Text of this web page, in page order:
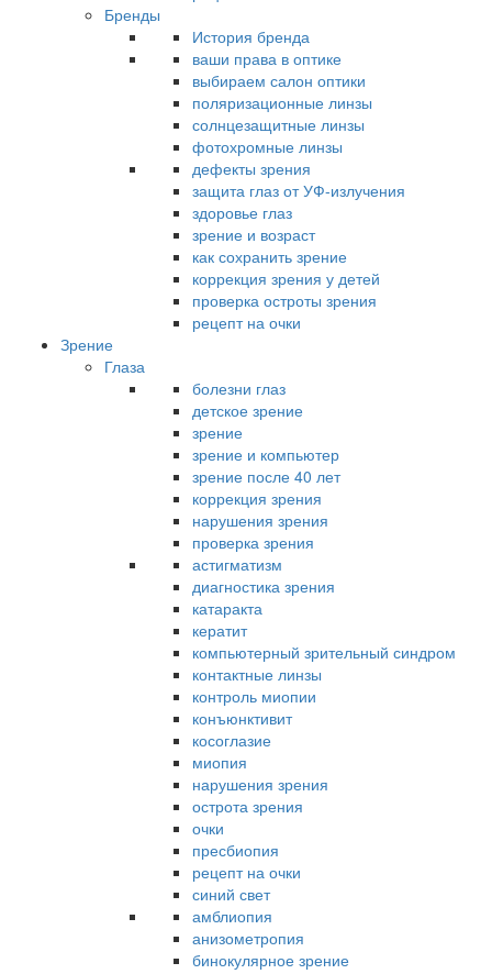
Бренды
История бренда
ваши права в оптике
выбираем салон оптики
поляризационные линзы
солнцезащитные линзы
фотохромные линзы
дефекты зрения
защита глаз от УФ-излучения
здоровье глаз
зрение и возраст
как сохранить зрение
коррекция зрения у детей
проверка остроты зрения
рецепт на очки
Зрение
Глаза
болезни глаз
детское зрение
зрение
зрение и компьютер
зрение после 40 лет
коррекция зрения
нарушения зрения
проверка зрения
астигматизм
диагностика зрения
катаракта
кератит
компьютерный зрительный синдром
контактные линзы
контроль миопии
конъюнктивит
косоглазие
миопия
нарушения зрения
острота зрения
очки
пресбиопия
рецепт на очки
синий свет
амблиопия
анизометропия
бинокулярное зрение